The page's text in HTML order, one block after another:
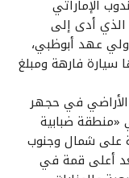
الإماراتي
الذي أدى إلى
ولي عهد أبوظبي،
سيارة فارهة ومبلغ
الأراضي في حجهر
«منطقة ضبابية
على شمال وجنوب
أعلى قمة في